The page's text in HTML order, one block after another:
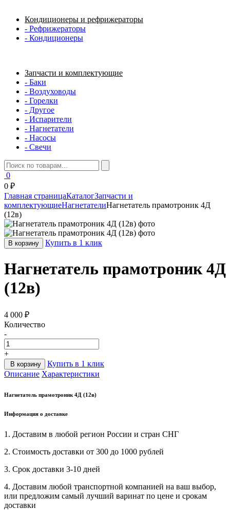
Кондиционеры и рефрижераторы
- Рефрижераторы
- Кондиционеры
Запчасти и комплектующие
- Баки
- Воздуховоды
- Горелки
- Другое
- Испарители
- Нагнетатели
- Насосы
- Свечи
0
0 ₽
Главная страницаКаталогЗапчасти и
комплектующиеНагнетателиНагнетатель прамотроник 4Д
(12в)
В корзину Купить в 1 клик
Нагнетатель прамотроник 4Д
(12в)
4 000 ₽
Количество
-
+
В корзину
Купить в 1 клик
Описание Характеристики
Нагнетатель прамотроник 4Д (12в)
Информация о доставке
1. Доставим в любой регион России и стран СНГ
2. Стоимость доставки от 300 до 1000 рублей
3. Срок доставки 3-10 дней
4. Доставим любой транспортной компанией на ваш выбор,
или предложим самый лучший варинат по цене и срокам
доставки